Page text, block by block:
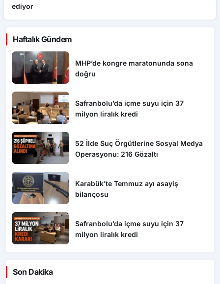
ediyor
Haftalık Gündem
MHP’de kongre maratonunda sona
doğru
Safranbolu’da içme suyu için 37
milyon liralık kredi
52 İlde Suç Örgütlerine Sosyal Medya
Operasyonu: 216 Gözaltı
Karabük’te Temmuz ayı asayiş
bilançosu
Safranbolu’da içme suyu için 37
milyon liralık kredi
Son Dakika